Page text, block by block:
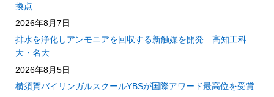
換点
2026年8月7日
排水を浄化しアンモニアを回収する新触媒を開発 高知工科
大・名大
2026年8月5日
横須賀バイリンガルスクールYBSが国際アワード最高位を受賞